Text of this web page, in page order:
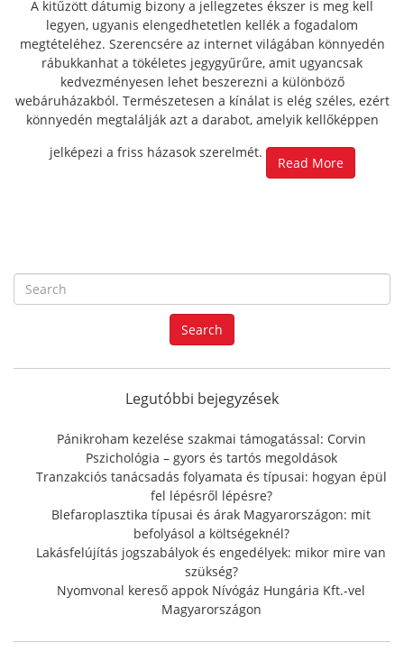
A kitűzött dátumig bizony a jellegzetes ékszer is meg kell
legyen, ugyanis elengedhetetlen kellék a fogadalom
megtételéhez. Szerencsére az internet világában könnyedén
rábukkanhat a tökéletes jegygyűrűre, amit ugyancsak
kedvezményesen lehet beszerezni a különböző
webáruházakból. Természetesen a kínálat is elég széles, ezért
könnyedén megtalálják azt a darabot, amelyik kellőképpen
jelképezi a friss házasok szerelmét.
Read More
e
a
r
f
r
:
Search
Legutóbbi bejegyzések
Pánikroham kezelése szakmai támogatással: Corvin
Pszichológia – gyors és tartós megoldások
Tranzakciós tanácsadás folyamata és típusai: hogyan épül
fel lépésről lépésre?
Blefaroplasztika típusai és árak Magyarországon: mit
befolyásol a költségeknél?
Lakásfelújítás jogszabályok és engedélyek: mikor mire van
szükség?
Nyomvonal kereső appok Nívógáz Hungária Kft.-vel
Magyarországon